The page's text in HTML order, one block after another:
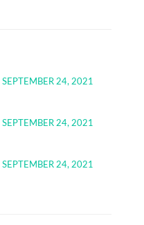
SEPTEMBER 24, 2021
SEPTEMBER 24, 2021
SEPTEMBER 24, 2021